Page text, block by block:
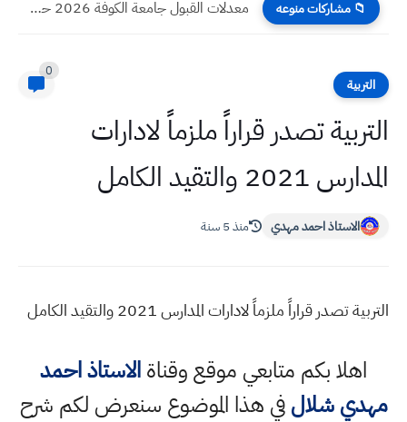
📁 مشاركات منوعه معدلات القبول جامعة بابل 2026 حسب الكليات والاقسام
التربية
0
التربية تصدر قراراً ملزماً لادارات
المدارس 2021 والتقيد الكامل
الاستاذ احمد مهدي منذ 5 سنة
التربية تصدر قراراً ملزماً لادارات المدارس 2021 والتقيد الكامل
اهلا بكم متابعي موقع وقناةالاستاذ احمد
مهدي شلالفي هذا الموضوع سنعرض لكم شرح